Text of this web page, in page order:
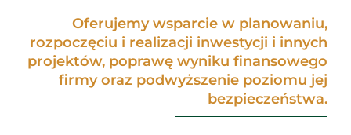
Oferujemy wsparcie w planowaniu,
rozpoczęciu i realizacji inwestycji i innych
projektów, poprawę wyniku finansowego
firmy oraz podwyższenie poziomu jej
bezpieczeństwa.